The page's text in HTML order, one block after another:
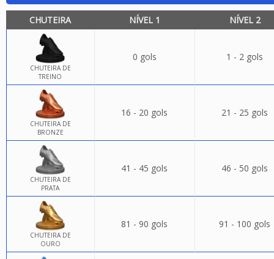
CHUTEIRA NÍVEL 1 NÍVEL 2
CHUTEIRA DE
TREINO
0 gols 1 - 2 gols
CHUTEIRA DE
BRONZE
16 - 20 gols 21 - 25 gols
CHUTEIRA DE
PRATA
41 - 45 gols 46 - 50 gols
CHUTEIRA DE
OURO
81 - 90 gols 91 - 100 gols